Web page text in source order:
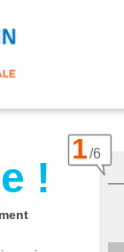
!
1/6